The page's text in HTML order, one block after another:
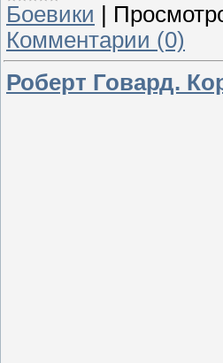
Боевики
Комментарии (0)
Роберт Говард.